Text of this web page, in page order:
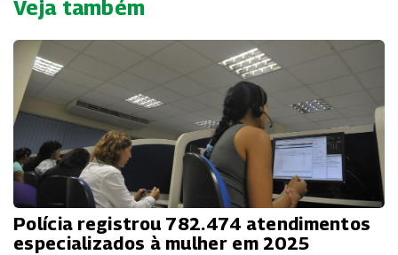
Veja também
Polícia registrou 782.474 atendimentos
especializados à mulher em 2025